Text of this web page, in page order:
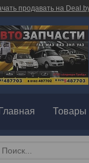
продавать на
Главная Товары